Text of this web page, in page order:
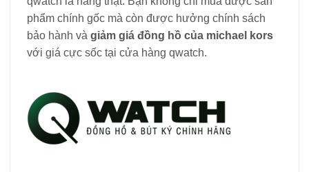
phẩm chính gốc mà còn được hưởng chính sách
bảo hành và giảm giá đồng hồ của michael kors
với giá cực sốc tại cửa hàng qwatch.